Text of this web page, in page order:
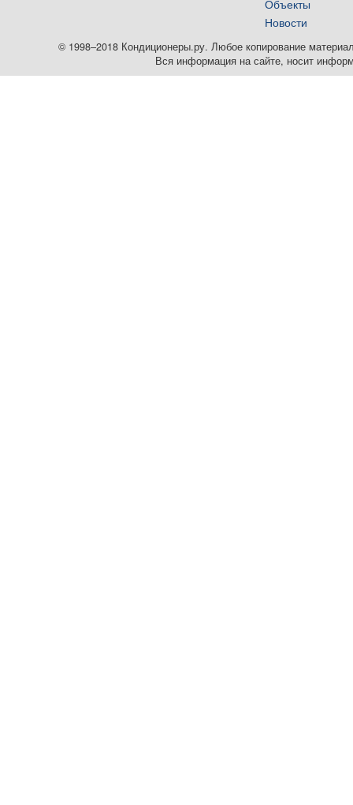
Объекты
Новости
© 1998–2018 Кондиционеры.ру. Любое копирование
Вся информация на сайте, носит